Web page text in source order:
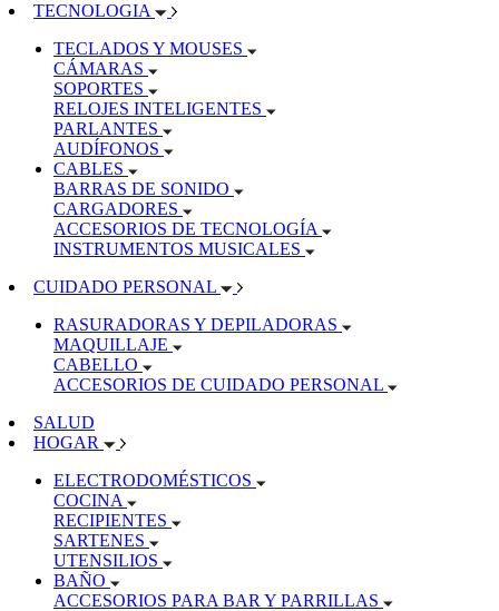
TECNOLOGIA
TECLADOS Y MOUSES
CÁMARAS
SOPORTES
RELOJES INTELIGENTES
PARLANTES
AUDÍFONOS
CABLES
BARRAS DE SONIDO
CARGADORES
ACCESORIOS DE TECNOLOGÍA
INSTRUMENTOS MUSICALES
CUIDADO PERSONAL
RASURADORAS Y DEPILADORAS
MAQUILLAJE
CABELLO
ACCESORIOS DE CUIDADO PERSONAL
SALUD
HOGAR
ELECTRODOMÉSTICOS
COCINA
RECIPIENTES
SARTENES
UTENSILIOS
BAÑO
ACCESORIOS PARA BAR Y PARRILLAS